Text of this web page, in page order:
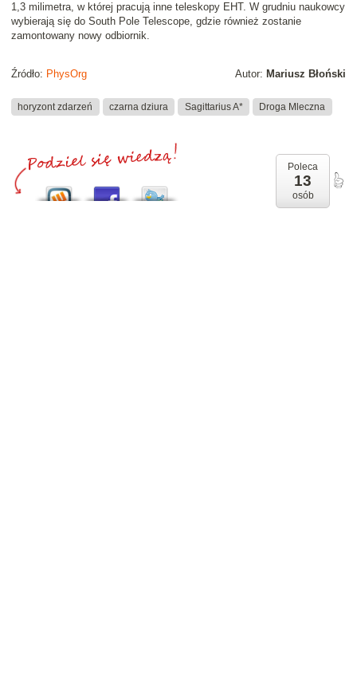
1,3 milimetra, w której pracują inne teleskopy EHT. W grudniu naukowcy
wybierają się do South Pole Telescope, gdzie również zostanie
zamontowany nowy odbiornik.
Autor: Mariusz Błoński
Źródło: PhysOrg
horyzont zdarzeń czarna dziura Sagittarius A* Droga Mleczna
Poleca
13
osób